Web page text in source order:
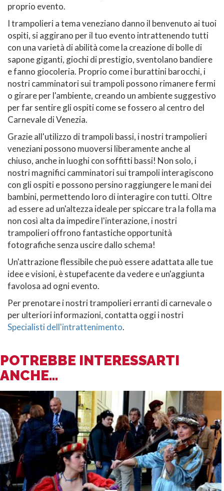
proprio evento.
I trampolieri a tema veneziano danno il benvenuto ai tuoi
ospiti, si aggirano per il tuo evento intrattenendo tutti
con una varietà di abilità come la creazione di bolle di
sapone giganti, giochi di prestigio, sventolano bandiere
e fanno giocoleria. Proprio come i burattini barocchi, i
nostri camminatori sui trampoli possono rimanere fermi
o girare per l'ambiente, creando un ambiente suggestivo
per far sentire gli ospiti come se fossero al centro del
Carnevale di Venezia.
Grazie all'utilizzo di trampoli bassi, i nostri trampolieri
veneziani possono muoversi liberamente anche al
chiuso, anche in luoghi con soffitti bassi! Non solo, i
nostri magnifici camminatori sui trampoli interagiscono
con gli ospiti e possono persino raggiungere le mani dei
bambini, permettendo loro di interagire con tutti. Oltre
ad essere ad un'altezza ideale per spiccare tra la folla ma
non così alta da impedire l'interazione, i nostri
trampolieri offrono fantastiche opportunità
fotografiche senza uscire dallo schema!
Un'attrazione flessibile che può essere adattata alle tue
idee e visioni, è stupefacente da vedere e un'aggiunta
favolosa ad ogni evento.
Per prenotare i nostri trampolieri erranti di carnevale o
per ulteriori informazioni, contatta oggi i nostri
Specialisti dell'intrattenimento.
POTREBBE INTERESSARTI
ANCHE...